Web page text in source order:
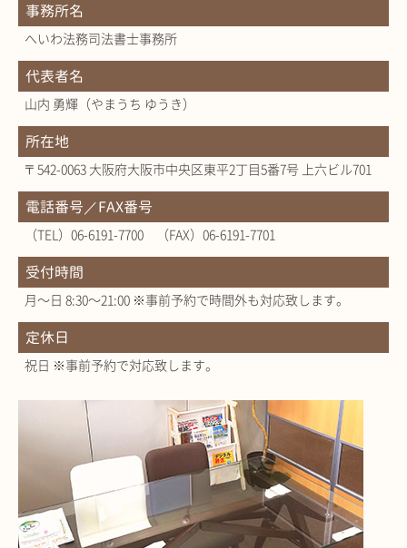
事務所名
へいわ法務司法書士事務所
代表者名
山内 勇輝（やまうち ゆうき）
所在地
〒542-0063 大阪府大阪市中央区東平2丁目5番7号 上六ビル701
電話番号／FAX番号
（TEL）06-6191-7700 （FAX）06-6191-7701
受付時間
月～日 8:30～21:00 ※事前予約で時間外も対応致します。
定休日
祝日 ※事前予約で対応致します。